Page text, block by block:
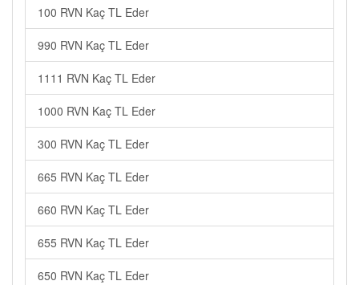
100 RVN Kaç TL Eder
990 RVN Kaç TL Eder
1111 RVN Kaç TL Eder
1000 RVN Kaç TL Eder
300 RVN Kaç TL Eder
665 RVN Kaç TL Eder
660 RVN Kaç TL Eder
655 RVN Kaç TL Eder
650 RVN Kaç TL Eder